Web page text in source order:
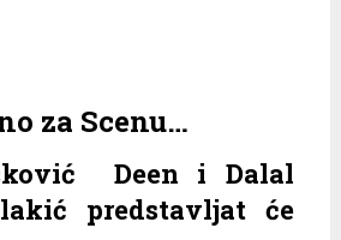
za Scenu…
Deen i Dalal
predstavljat će